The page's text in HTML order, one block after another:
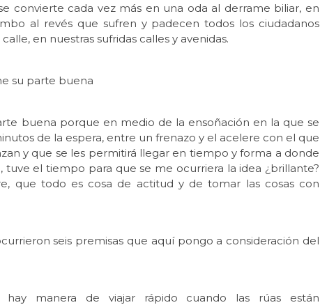
convierte cada vez más en una oda al derrame biliar, en
al revés que sufren y padecen todos los ciudadanos
en nuestras sufridas calles y avenidas.
su parte buena
buena porque en medio de la ensoñación en la que se
de la espera, entre un frenazo y el acelere con el que
y que se les permitirá llegar en tiempo y forma a donde
tuve el tiempo para que se me ocurriera la idea ¿brillante?
que todo es cosa de actitud y de tomar las cosas con
seis premisas que aquí pongo a consideración del
manera de viajar rápido cuando las rúas están